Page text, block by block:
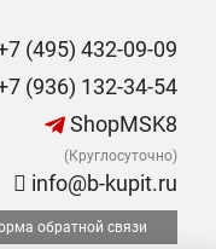
(495) 432-09-09
(936) 132-34-54
ShopMSK8
(Круглосуточно)
info@b-kupit.ru
обратной связи